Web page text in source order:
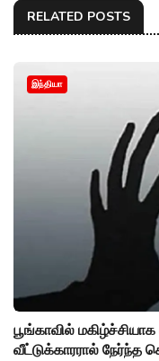
RELATED POSTS
இந்தியா
பூங்காவில்
வீட்டுக்காரரால் நேர்ந்த